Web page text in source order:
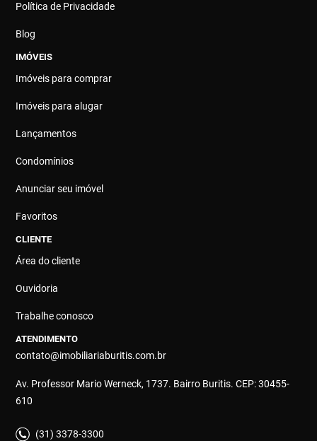
Política de Privacidade
Blog
IMÓVEIS
Imóveis para comprar
Imóveis para alugar
Lançamentos
Condomínios
Anunciar seu imóvel
Favoritos
CLIENTE
Área do cliente
Ouvidoria
Trabalhe conosco
ATENDIMENTO
contato@imobiliariaburitis.com.br
Av. Professor Mario Werneck, 1737. Bairro Buritis. CEP: 30455-
610
(31) 3378-3300